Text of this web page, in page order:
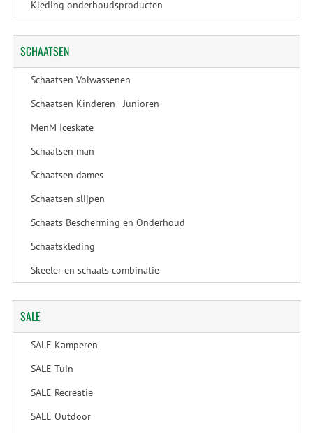
Kleding onderhoudsproducten
SCHAATSEN
Schaatsen Volwassenen
Schaatsen Kinderen - Junioren
MenM Iceskate
Schaatsen man
Schaatsen dames
Schaatsen slijpen
Schaats Bescherming en Onderhoud
Schaatskleding
Skeeler en schaats combinatie
SALE
SALE Kamperen
SALE Tuin
SALE Recreatie
SALE Outdoor